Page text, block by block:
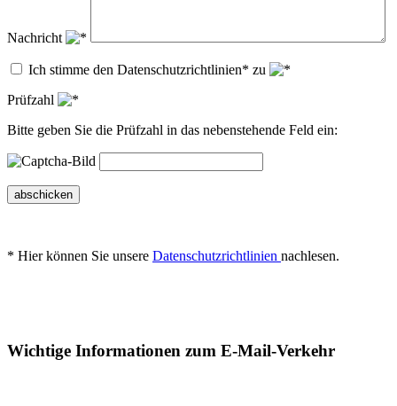
Nachricht
Ich stimme den Datenschutzrichtlinien* zu
Prüfzahl
Bitte geben Sie die Prüfzahl in das nebenstehende Feld ein:
abschicken
* Hier können Sie unsere Datenschutzrichtlinien nachlesen.
Wichtige Informationen zum E-Mail-Verkehr